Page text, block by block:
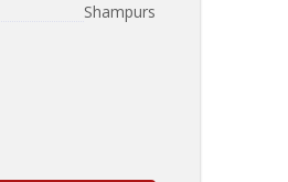
Shampurs